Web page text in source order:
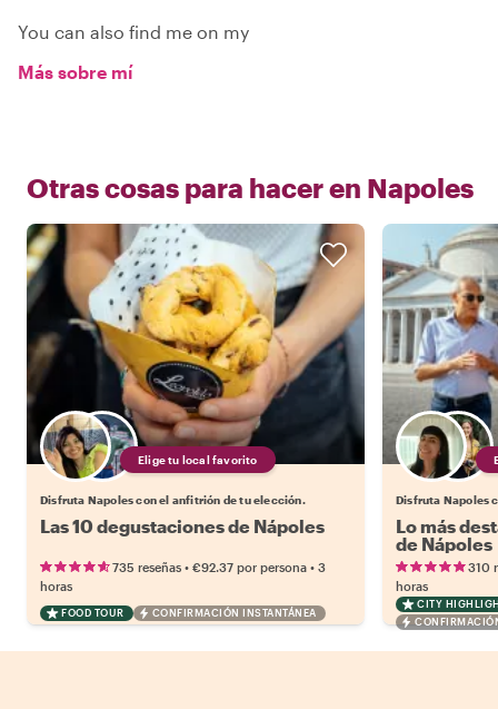
You can also find me on my
Más sobre mí
Otras cosas para hacer en Napoles
Elige tu local favorito
Disfruta Napoles con el anfitrión de tu elección.
Las 10 degustaciones de Nápoles
735 reseñas • €92.37 por persona • 3
horas
FOOD TOUR CONFIRMACIÓN INSTANTÁNEA
Disfruta Napoles
Lo más
de Nápoles
310
horas
CITY